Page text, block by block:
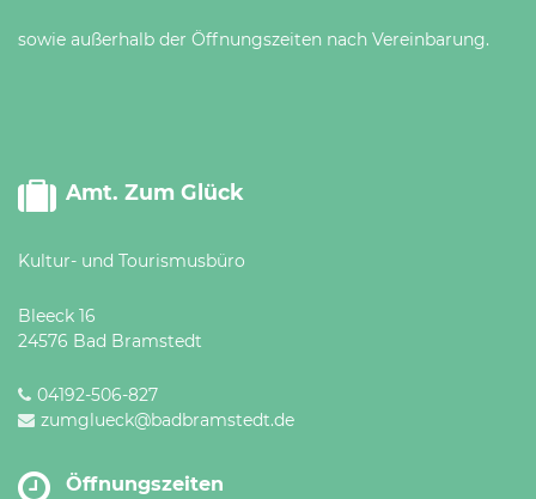
sowie außerhalb der Öffnungszeiten nach Vereinbarung.
Amt. Zum Glück
Kultur- und Tourismusbüro
Bleeck 16
24576 Bad Bramstedt
04192-506-827
zumglueck@badbramstedt.de
Öffnungszeiten